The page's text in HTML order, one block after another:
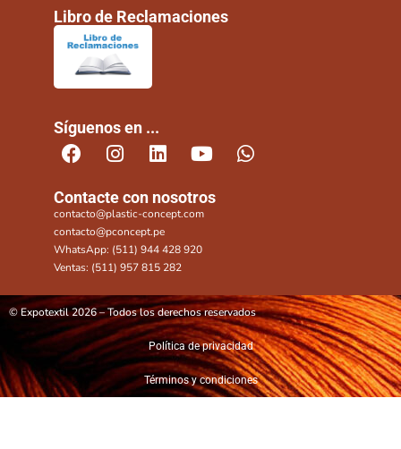
Libro de Reclamaciones
Síguenos en ...
Contacte con nosotros
contacto@plastic-concept.com
contacto@pconcept.pe
WhatsApp: (511) 944 428 920
Ventas: (511) 957 815 282
© Expotextil 2026 – Todos los derechos reservados
Política de privacidad
Términos y condiciones